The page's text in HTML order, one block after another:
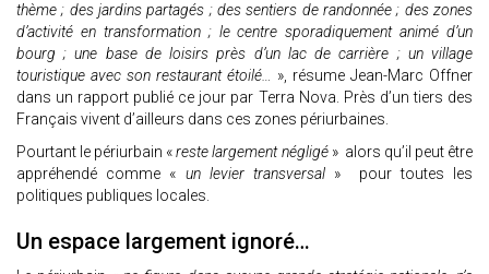
thème ; des jardins partagés ; des sentiers de randonnée ; des zones
d’activité en transformation ; le centre sporadiquement animé d’un
bourg ; une base de loisirs près d’un lac de carrière ; un village
touristique avec son restaurant étoilé… », résume Jean-Marc Offner
dans un rapport publié ce jour par Terra Nova. Près d’un tiers des
Français vivent d’ailleurs dans ces zones périurbaines.
Pourtant le périurbain «reste largement négligé» alors qu’il peut être
appréhendé comme « un levier transversal » pour toutes les
politiques publiques locales.
Un espace largement ignoré…